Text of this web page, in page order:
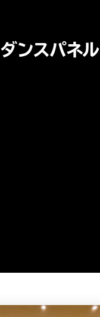
ダンスパネル